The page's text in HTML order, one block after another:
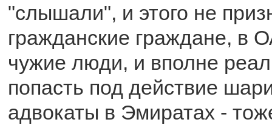
"слышали", и этого не
гражданские граждане, в
чужие люди, и вполне
попасть под действие
адвокаты в Эмиратах -